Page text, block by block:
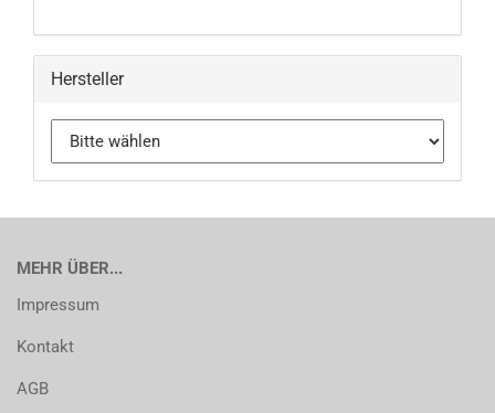
Hersteller
MEHR ÜBER...
Impressum
Kontakt
AGB